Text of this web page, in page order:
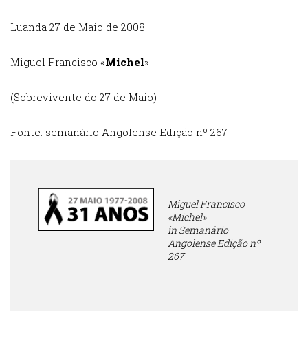
Luanda 27 de Maio de 2008.
Miguel Francisco «Michel»
(Sobrevivente do 27 de Maio)
Fonte: semanário Angolense Edição nº 267
Miguel Francisco
«Michel»
in Semanário
Angolense Edição nº
267